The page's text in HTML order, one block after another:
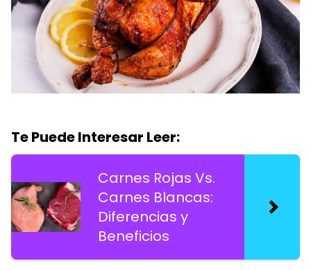
Te Puede Interesar Leer:
Carnes Rojas Vs.
Carnes Blancas:
Diferencias y
Beneficios